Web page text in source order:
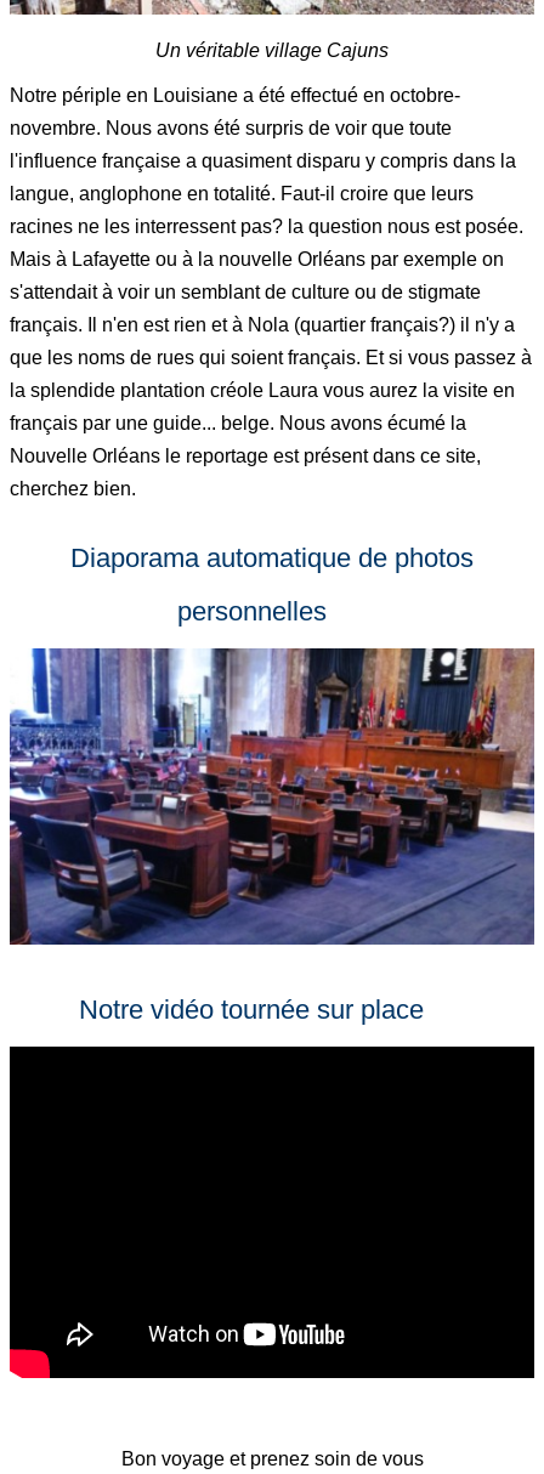
Un véritable village Cajuns
Notre périple en Louisiane a été effectué en octobre-
novembre. Nous avons été surpris de voir que toute
l'influence française a quasiment disparu y compris dans la
langue, anglophone en totalité. Faut-il croire que leurs
racines ne les interressent pas? la question nous est posée.
Mais à Lafayette ou à la nouvelle Orléans par exemple on
s'attendait à voir un semblant de culture ou de stigmate
français. Il n'en est rien et à Nola (quartier français?) il n'y a
que les noms de rues qui soient français. Et si vous passez à
la splendide plantation créole Laura vous aurez la visite en
français par une guide... belge. Nous avons écumé la
Nouvelle Orléans le reportage est présent dans ce site,
cherchez bien.
Diaporama automatique de photos
personnelles
Notre vidéo tournée sur place
Bon voyage et prenez soin de vous